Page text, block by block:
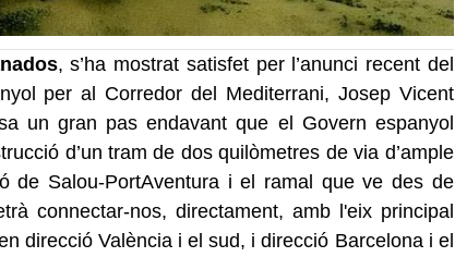
, s’ha mostrat satisfet per l’anunci recent del
per al Corredor del Mediterrani, Josep Vicent
un gran pas endavant que el Govern espanyol
d’un tram de dos quilòmetres de via d’ample
de Salou-PortAventura i el ramal que ve des de
connectar-nos, directament, amb l'eix principal
direcció València i el sud, i direcció Barcelona i el